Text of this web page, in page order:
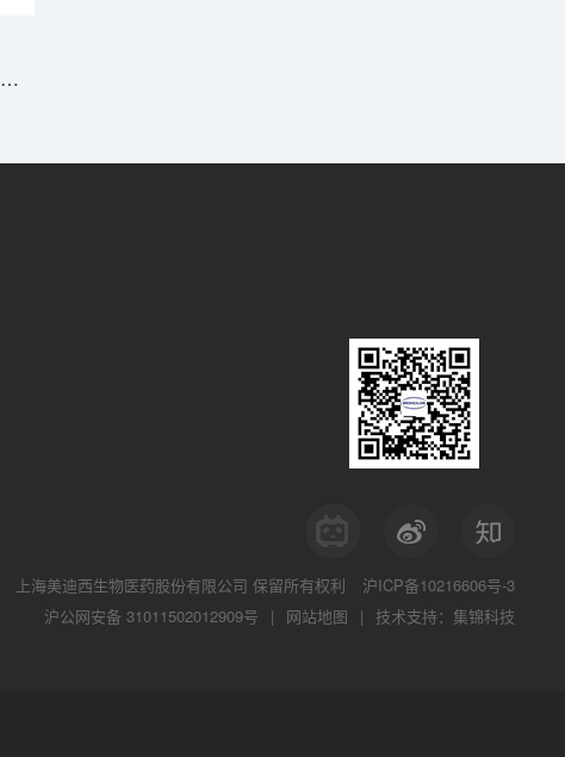
上海美迪西生物医药股份有限公司 保留所有权利
沪ICP备10216606号-3
沪公网安备 31011502012909号
| 网站地图 | 技术支持：集锦科技